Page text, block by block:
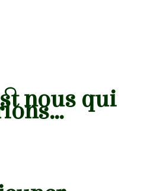
nous qui